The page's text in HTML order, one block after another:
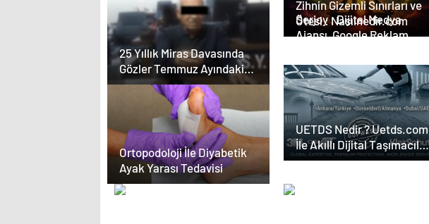
25 Yıllık Miras Davasında
Gözler Temmuz Ayındaki
Karar Duruşmasına Çevrildi
Ortopodoloji İle Diyabetik
Ayak Yarası Tedavisi
Zihnin Gizemli Sınırları ve
Ötesi : Nasılnedir.com
Serjoy : Dijital Medya
Ajansı, Google Reklam
Tasarım Ajansı
UETDS Nedir ? Uetds.com
İle Akıllı Dijital Taşımacılık
Yazılımı